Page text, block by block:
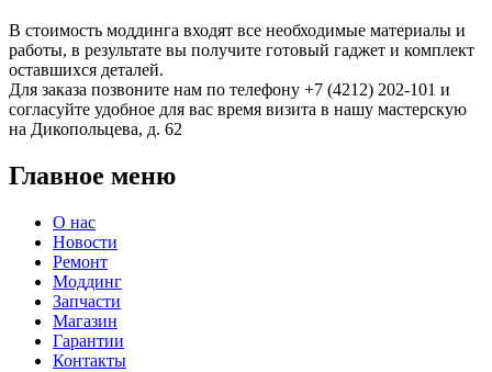
В стоимость моддинга входят все необходимые материалы и
работы, в результате вы получите готовый гаджет и комплект
оставшихся деталей.
Для заказа позвоните нам по телефону +7 (4212) 202-101 и
согласуйте удобное для вас время визита в нашу мастерскую
на Дикопольцева, д. 62
Главное меню
О нас
Новости
Ремонт
Моддинг
Запчасти
Магазин
Гарантии
Контакты